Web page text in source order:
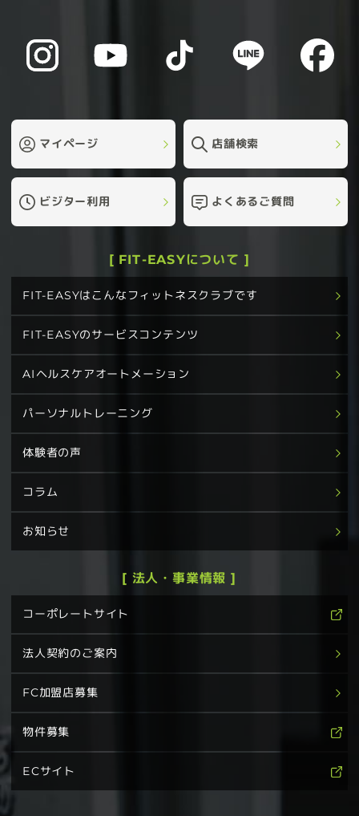
マイページ 店舗検索
ビジター利用 よくあるご質問
[ FIT-EASYについて ]
FIT-EASYはこんなフィットネスクラブです
FIT-EASYのサービスコンテンツ
AIヘルスケアオートメーション
パーソナルトレーニング
体験者の声
コラム
お知らせ
[ 法人・事業情報 ]
コーポレートサイト
法人契約のご案内
FC加盟店募集
物件募集
ECサイト